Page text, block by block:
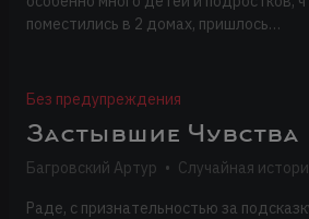
поместились в 2 домах, пришлось…
Без предупреждения
Застывшие Чувства
Багровский Артур • Случайная
Раде, с признательностью за